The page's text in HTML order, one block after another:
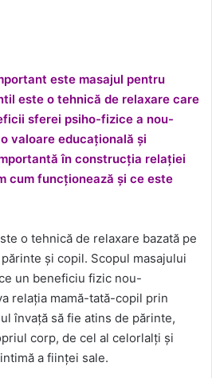
este masajul pentru
este o tehnică de relaxare care
sferei psiho-fizice a nou-
valoare educațională și
în construcția relației
cum funcționează și ce este
o tehnică de relaxare bazată pe
și copil. Scopul masajului
un beneficiu fizic nou-
relația mamă-tată-copil prin
învață să fie atins de părinte,
corp, de cel al celorlalți și
a ființei sale.